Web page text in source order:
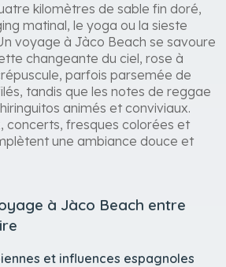
kilomètres de sable fin doré,
matinal, le yoga ou la sieste
voyage à Jàco Beach se savoure
changeante du ciel, rose à
parfois parsemée de
tandis que les notes de reggae
animés et conviviaux.
concerts, fresques colorées et
une ambiance douce et
à Jàco Beach entre
et influences espagnoles